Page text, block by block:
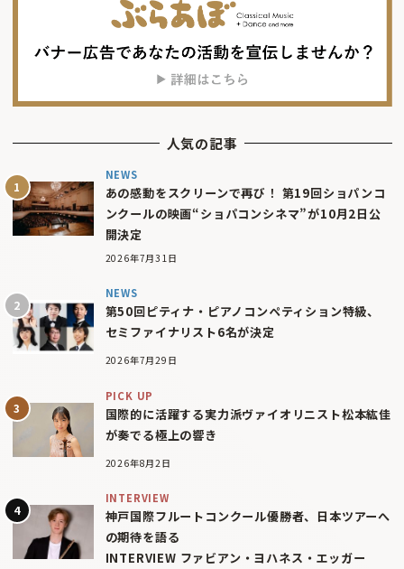
人気の記事
NEWS
あの感動をスクリーンで再び！ 第19回ショパンコ
ンクールの映画“ショパコンシネマ”が10月2日公
開決定
2026年7月31日
NEWS
第50回ピティナ・ピアノコンペティション特級、
セミファイナリスト6名が決定
2026年7月29日
PICK UP
国際的に活躍する実力派ヴァイオリニスト松本紘佳
が奏でる極上の響き
2026年8月2日
INTERVIEW
神戸国際フルートコンクール優勝者、日本ツアーへ
の期待を語る
INTERVIEW ファビアン・ヨハネス・エッガー